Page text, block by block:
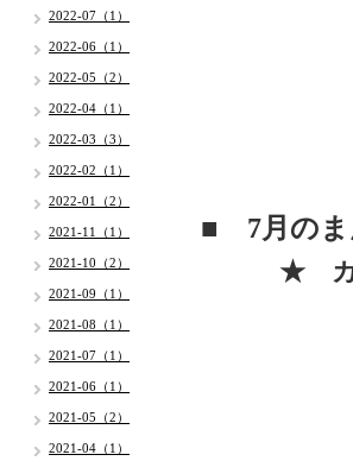
■ 7月のま
★ カレー
2022-07（1）
2022-06（1）
2022-05（2）
2022-04（1）
2022-03（3）
2022-02（1）
2022-01（2）
2021-11（1）
2021-10（2）
2021-09（1）
2021-08（1）
2021-07（1）
2021-06（1）
2021-05（2）
2021-04（1）